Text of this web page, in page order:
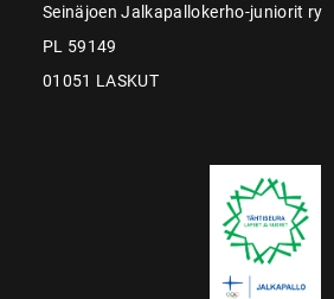
Seinäjoen Jalkapallokerho-juniorit ry
PL 59149
01051 LASKUT